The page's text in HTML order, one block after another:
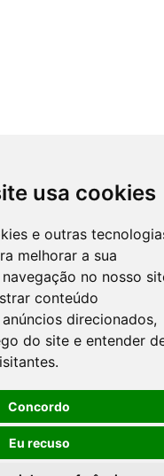
usa cookies
e outras
melhorar a sua
no nosso
conteúdo
direcionados,
do site e entender
Concordo
Eu recuso